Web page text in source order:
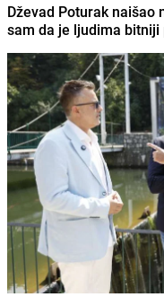
Dževad Poturak naišao
sam da je ljudima bitniji